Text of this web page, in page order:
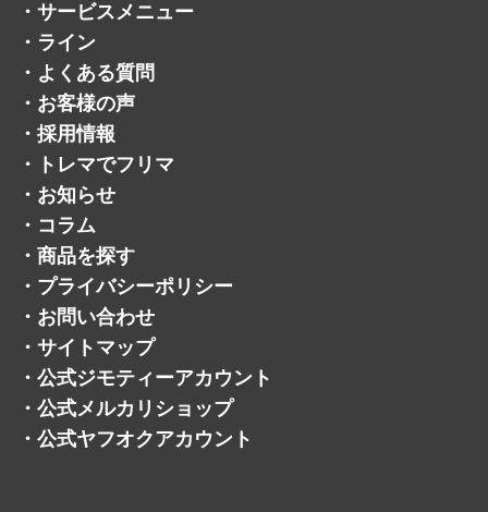
・ サービスメニュー
・ ライン
・ よくある質問
・ お客様の声
・ 採用情報
・
トレマでフリマ
・ お知らせ
・ コラム
・ 商品を探す
・ プライバシーポリシー
・ お問い合わせ
・ サイトマップ
・ 公式ジモティーアカウント
・ 公式メルカリショップ
・ 公式ヤフオクアカウント